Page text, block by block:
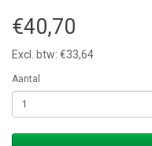
€40,70
Excl. btw: €33,64
Aantal